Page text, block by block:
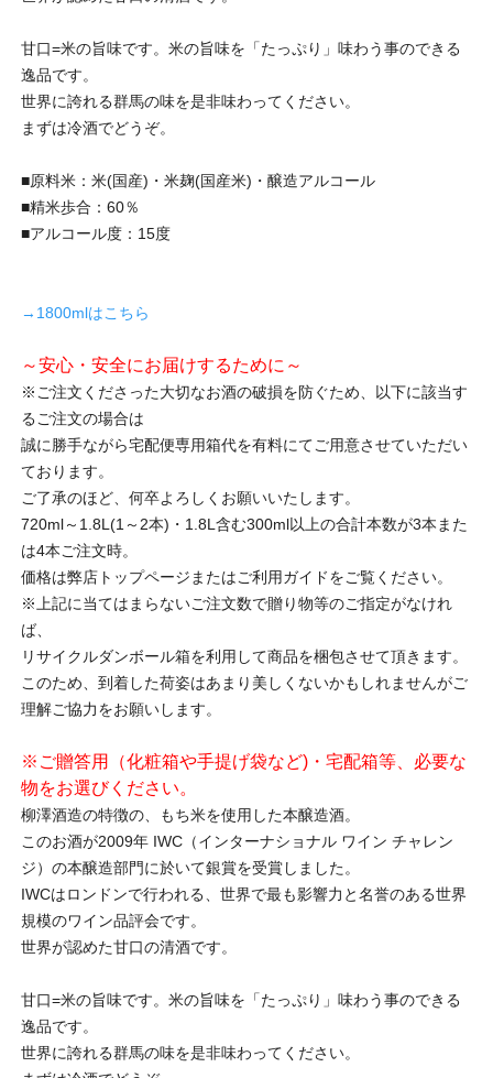
甘口=米の旨味です。米の旨味を「たっぷり」味わう事のできる
逸品です。
世界に誇れる群馬の味を是非味わってください。
まずは冷酒でどうぞ。
■原料米：米(国産)・米麹(国産米)・醸造アルコール
■精米歩合：60％
■アルコール度：15度
→1800mlはこちら
～安心・安全にお届けするために～
※ご注文くださった大切なお酒の破損を防ぐため、以下に該当す
るご注文の場合は
誠に勝手ながら宅配便専用箱代を有料にてご用意させていただい
ております。
ご了承のほど、何卒よろしくお願いいたします。
720ml～1.8L(1～2本)・1.8L含む300ml以上の合計本数が3本また
は4本ご注文時。
価格は弊店トップページまたはご利用ガイドをご覧ください。
※上記に当てはまらないご注文数で贈り物等のご指定がなけれ
ば、
リサイクルダンボール箱を利用して商品を梱包させて頂きます。
このため、到着した荷姿はあまり美しくないかもしれませんがご
理解ご協力をお願いします。
※ご贈答用（化粧箱や手提げ袋など)・宅配箱等、必要な
物をお選びください。
柳澤酒造の特徴の、もち米を使用した本醸造酒。
このお酒が2009年 IWC（インターナショナル ワイン チャレン
ジ）の本醸造部門に於いて銀賞を受賞しました。
IWCはロンドンで行われる、世界で最も影響力と名誉のある世界
規模のワイン品評会です。
世界が認めた甘口の清酒です。
甘口=米の旨味です。米の旨味を「たっぷり」味わう事のできる
逸品です。
世界に誇れる群馬の味を是非味わってください。